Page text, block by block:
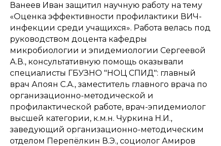
Ванеев Иван защитил научную работу на тему
«Оценка эффективности профилактики ВИЧ-
инфекции среди учащихся». Работа велась под
руководством доцента кафедры
микробиологии и эпидемиологии Сергеевой
А.В., консультативную помощь оказывали
специалисты ГБУЗНО "НОЦ СПИД": главный
врач Апоян С.А., заместитель главного врача по
организационно-методической и
профилактической работе, врач-эпидемиолог
высшей категории, к.м.н. Чуркина Н.И.,
заведующий организационно-методическим
отделом Перепёлкин В.Э., социолог Амиров